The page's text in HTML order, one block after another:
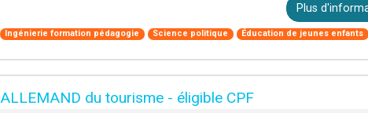
Plus
Ingénierie formation pédagogie Science politique Éducation de jeunes enfants
ALLEMAND du tourisme - éligible CPF